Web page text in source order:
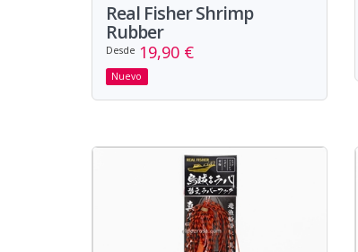
Real Fisher Shrimp
Rubber
Desde 19,90 €
Nuevo